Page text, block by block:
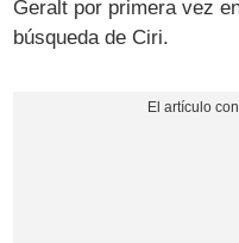
Geralt por primera vez
búsqueda de Ciri.